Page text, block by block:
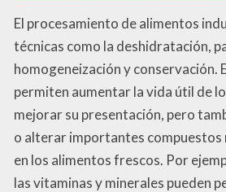
El procesamiento de alimentos
técnicas como la deshidratación,
homogeneización y conservación.
permiten aumentar la vida útil de
mejorar su presentación, pero
o alterar importantes compuestos
en los alimentos frescos. Por
las vitaminas y minerales pueden